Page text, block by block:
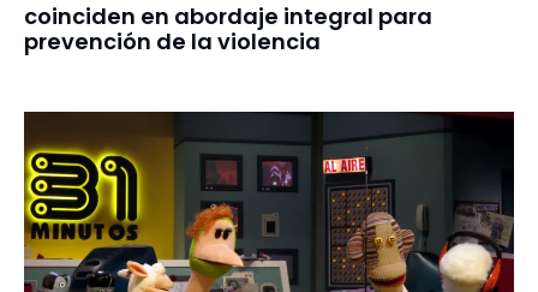
coinciden en abordaje integral para
prevención de la violencia